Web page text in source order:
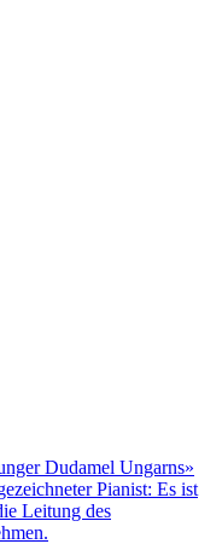
Dudamel Ungarns»
Pianist: Es ist
Leitung des